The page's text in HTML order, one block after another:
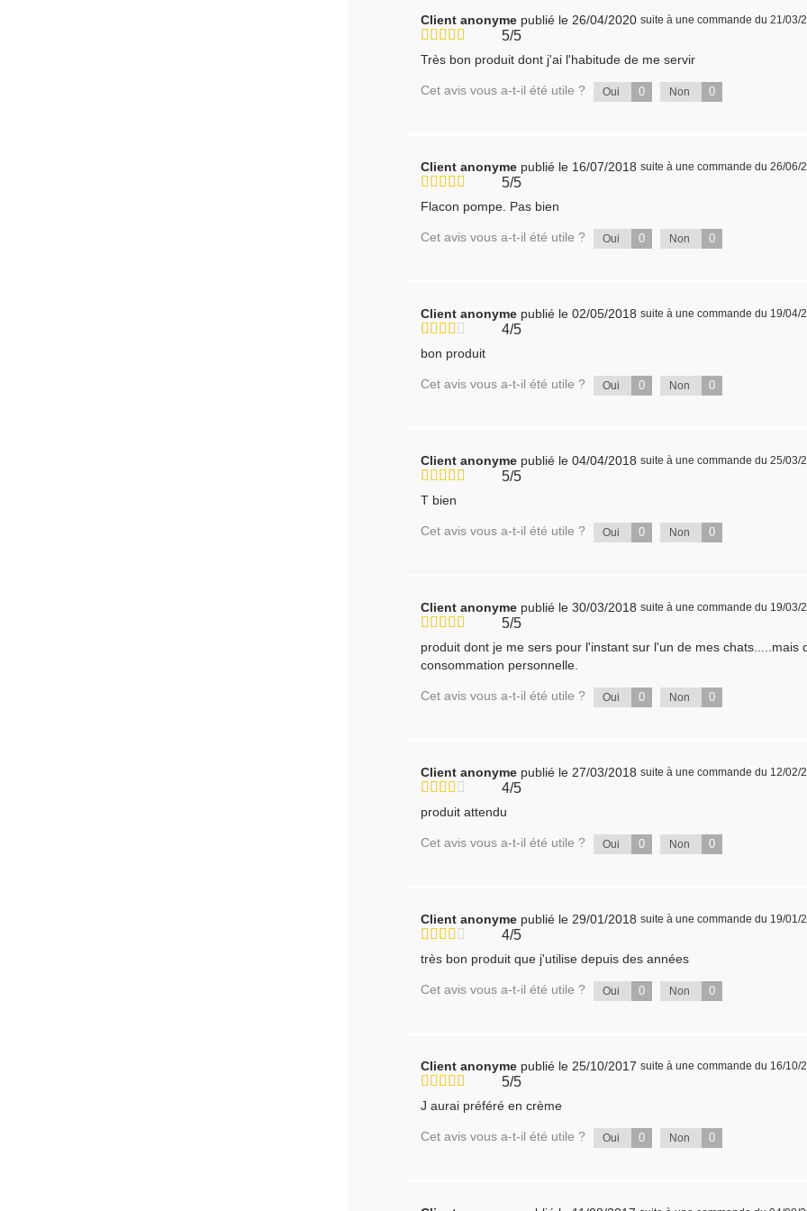
Client anonyme publié le 26/04/2020 suite à une commande du 21/03/
5/5
Très bon produit dont j'ai l'habitude de me servir
Cet avis vous a-t-il été utile ? Oui 0 Non 0
Client anonyme publié le 16/07/2018 suite à une commande du 26/06/
5/5
Flacon pompe. Pas bien
Cet avis vous a-t-il été utile ? Oui 0 Non 0
Client anonyme publié le 02/05/2018 suite à une commande du 19/04/
4/5
bon produit
Cet avis vous a-t-il été utile ? Oui 0 Non 0
Client anonyme publié le 04/04/2018 suite à une commande du 25/03/
5/5
T bien
Cet avis vous a-t-il été utile ? Oui 0 Non 0
Client anonyme publié le 30/03/2018 suite à une commande du 19/03/
5/5
produit dont je me sers pour l'instant sur l'un de mes chats.....mais
consommation personnelle.
Cet avis vous a-t-il été utile ? Oui 0 Non 0
Client anonyme publié le 27/03/2018 suite à une commande du 12/02/
4/5
produit attendu
Cet avis vous a-t-il été utile ? Oui 0 Non 0
Client anonyme publié le 29/01/2018 suite à une commande du 19/01/
4/5
très bon produit que j'utilise depuis des années
Cet avis vous a-t-il été utile ? Oui 0 Non 0
Client anonyme publié le 25/10/2017 suite à une commande du 16/10/
5/5
J aurai préféré en crème
Cet avis vous a-t-il été utile ? Oui 0 Non 0